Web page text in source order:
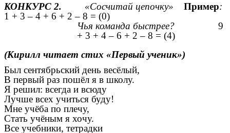
КОНКУРС 2. «Сосчитай цепочку» Пример:
1 + 3 – 4 + 6 + 2 – 8 = (0)
Чья команда быстрее? 9
+ 3 + 4 – 6 + 2 – 8 = (4)
(Кирилл читает стих «Первый ученик»)
Был сентябрьский день весёлый,
В первый раз пошёл я в школу.
Я решил: всегда и всюду
Лучше всех учиться буду!
Мне учёба по плечу,
Стать учёным я хочу.
Все учебники, тетрадки